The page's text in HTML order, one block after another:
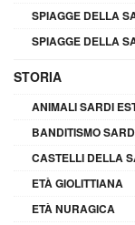
SPIAGGE DELLA
SPIAGGE DELLA
STORIA
ANIMALI SARDI
BANDITISMO
CASTELLI DELLA
ETÀ GIOLITTIANA
ETÀ NURAGICA